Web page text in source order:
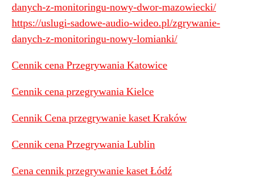
danych-z-monitoringu-nowy-dwor-mazowiecki/
https://uslugi-sadowe-audio-wideo.pl/zgrywanie-
danych-z-monitoringu-nowy-lomianki/
Cennik cena Przegrywania Katowice
Cennik cena przegrywania Kielce
Cennik Cena przegrywanie kaset Kraków
Cennik cena Przegrywania Lublin
Cena cennik przegrywanie kaset Łódź